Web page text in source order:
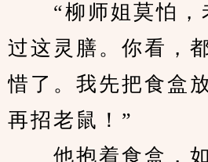
“柳师姐莫怕，
过这灵膳。你看，
惜了。我先把食盒
再招老鼠！”
他抱着食盒，如